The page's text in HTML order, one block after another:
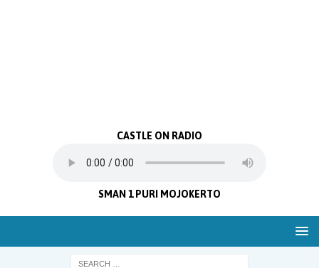
CASTLE ON RADIO
SMAN 1 PURI MOJOKERTO